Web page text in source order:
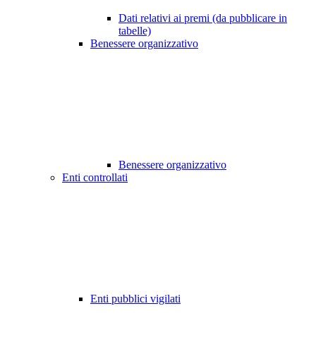
Dati relativi ai premi (da pubblicare in
tabelle)
Benessere organizzativo
Benessere organizzativo
Enti controllati
Enti pubblici vigilati